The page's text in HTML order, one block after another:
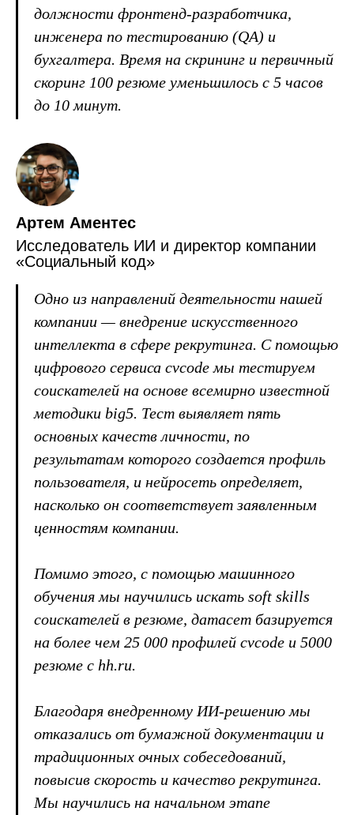
должности фронтенд-разработчика,
инженера по тестированию (QA) и
бухгалтера. Время на скрининг и первичный
скоринг 100 резюме уменьшилось с 5 часов
до 10 минут.
Артем Аментес
Исследователь ИИ и директор компании
«Социальный код»
Одно из направлений деятельности нашей
компании — внедрение искусственного
интеллекта в сфере рекрутинга. С помощью
цифрового сервиса cvcode мы тестируем
соискателей на основе всемирно известной
методики big5. Тест выявляет пять
основных качеств личности, по
результатам которого создается профиль
пользователя, и нейросеть определяет,
насколько он соответствует заявленным
ценностям компании.
Помимо этого, с помощью машинного
обучения мы научились искать soft skills
соискателей в резюме, датасет базируется
на более чем 25 000 профилей cvcode и 5000
резюме с hh.ru.
Благодаря внедренному ИИ-решению мы
отказались от бумажной документации и
традиционных очных собеседований,
повысив скорость и качество рекрутинга.
Мы научились на начальном этапе